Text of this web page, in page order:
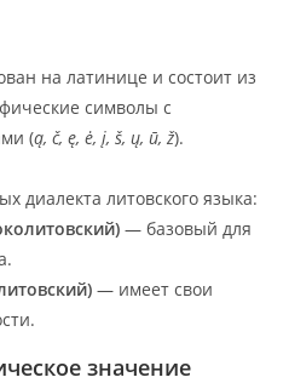
на латинице и состоит из
символы с
(ą, č, ę, ė, į, š, ų, ū, ž).
диалекта литовского языка:
— базовый для
— имеет свои
значение